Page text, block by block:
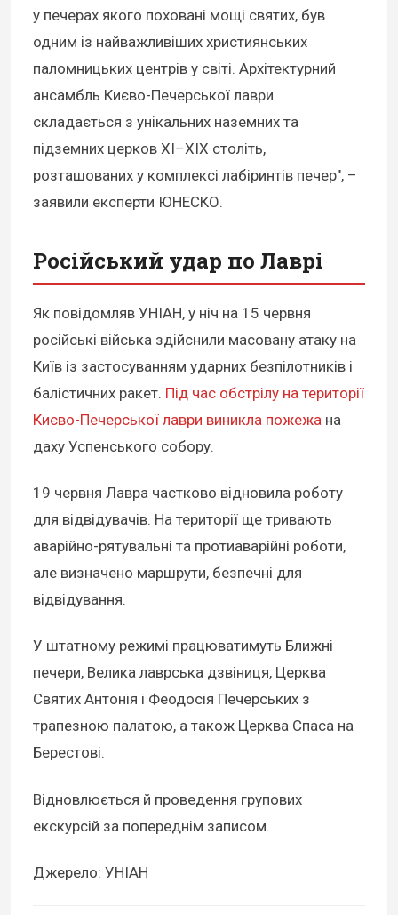
у печерах якого поховані мощі святих, був
одним із найважливіших християнських
паломницьких центрів у світі. Архітектурний
ансамбль Києво-Печерської лаври
складається з унікальних наземних та
підземних церков XI–XIX століть,
розташованих у комплексі лабіринтів печер", –
заявили експерти ЮНЕСКО.
Російський удар по Лаврі
Як повідомляв УНІАН, у ніч на 15 червня
російські війська здійснили масовану атаку на
Київ із застосуванням ударних безпілотників і
балістичних ракет. Під час обстрілу на території
Києво-Печерської лаври виникла пожежа на
даху Успенського собору.
19 червня Лавра частково відновила роботу
для відвідувачів. На території ще тривають
аварійно-рятувальні та протиаварійні роботи,
але визначено маршрути, безпечні для
відвідування.
У штатному режимі працюватимуть Ближні
печери, Велика лаврська дзвіниця, Церква
Святих Антонія і Феодосія Печерських з
трапезною палатою, а також Церква Спаса на
Берестові.
Відновлюється й проведення групових
екскурсій за попереднім записом.
Джерело: УНІАН